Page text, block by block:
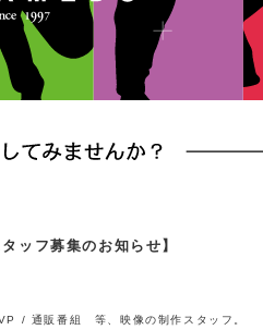
ッフ募集のお知らせ】
/ 通販番組 等、映像の制作スタッフ。